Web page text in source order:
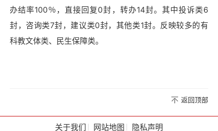
办结率100％，直接回复0封，转办14封。其中投诉类6
封，咨询类7封，建议类0封，其他类1封。反映较多的有
科教文体类、民生保障类。
返回顶部
关于我们 网站地图 隐私声明